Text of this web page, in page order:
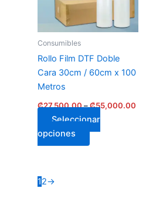
Consumibles
Rollo Film DTF Doble
Cara 30cm / 60cm x 100
Metros
₡27,500.00–₡55,000.00
Seleccionar
opciones
options
chosen
on
product
page
12→